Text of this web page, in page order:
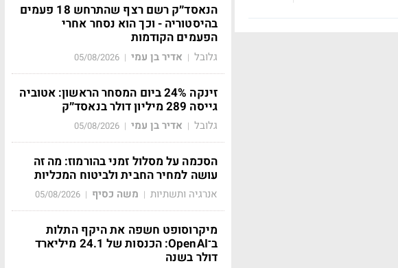
הנאסד״ק רשם רצף שהתרחש 18 פעמים
בהיסטוריה - וכך הוא נסחר אחרי
הפעמים הקודמות
גלובל | אדיר בן עמי |
05/08/2026
זינקה 24% ביום המסחר הראשון: אטוביה
גייסה 289 מיליון דולר בנאסד״ק
גלובל | אדיר בן עמי |
05/08/2026
הסכמה על מסלול זמני בהורמוז: מה זה
עושה למחיר החבית ולביטוח המכליות
אנרגיה ותשתיות | משה כסיף |
05/08/2026
מיקרוסופט חשפה את היקף התלות
ב־OpenAI: הכנסות של 24.1 מיליארד
דולר בשנה